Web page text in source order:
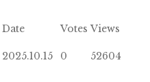
Date Votes Views
2025.10.15 0 52604